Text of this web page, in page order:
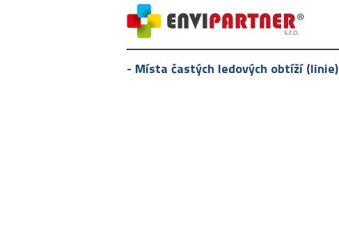
- Místa častých ledových obtíží (linie)